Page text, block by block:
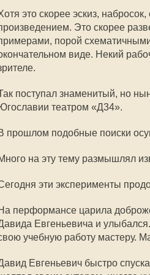
это скорее эскиз,
Это скорее
порой
виде. Некий
поступал знаменитый, но
театром «Д34».
прошлом подобные поиски
на эту тему размышлял
эти эксперименты
перформансе царила
Евгеньевича и
учебную работу мастеру.
Евгеньевич быстро